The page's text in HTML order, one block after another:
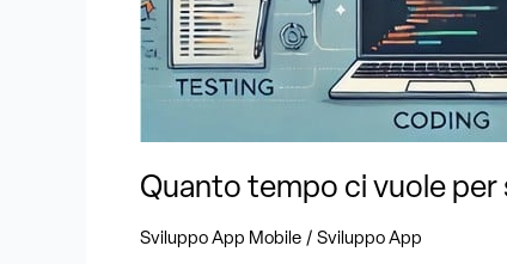
Quanto tempo ci vuole per
Sviluppo App Mobile / Sviluppo App
vuole
per
sviluppare
un’app
e
del